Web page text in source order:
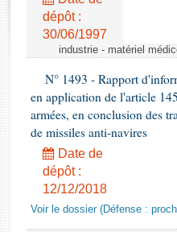
Rapports d'enquête
Rapports législatifs
Dossiers législatifs
Budget et sécurité sociale
Questions écrites et orales
Comptes rendus des débats
dépôt :
30/06/1997
industrie - matériel
N° 1493 - Rapport
en application de l'article
armées, en conclusion des
de missiles anti-navires
Date de
dépôt :
12/12/2018
Voir le dossier (Défense :